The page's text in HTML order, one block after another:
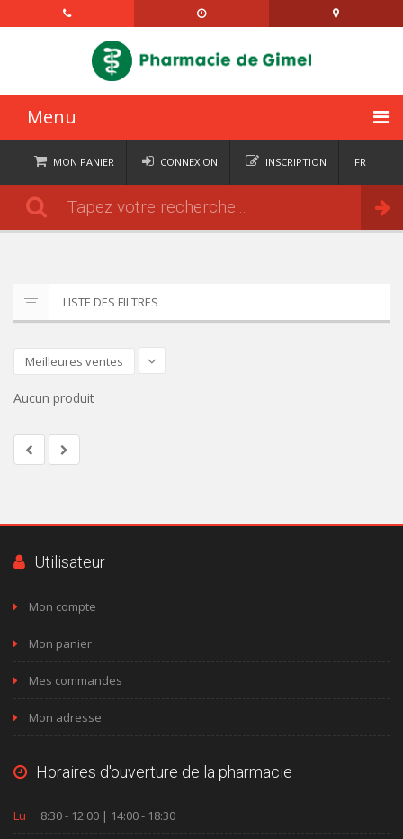
Menu
ACCUEIL
CATÉGORIES
CONTACT
SEMAINIERS
MON PANIER
Commander
CONNEXION INSCRIPTION FR
LISTE DES FILTRES
Meilleures ventes
Aucun produit
Utilisateur
Mon compte
Mon panier
Mes commandes
Mon adresse
Horaires d'ouverture de la pharmacie
Lu 8:30 - 12:00 | 14:00 - 18:30